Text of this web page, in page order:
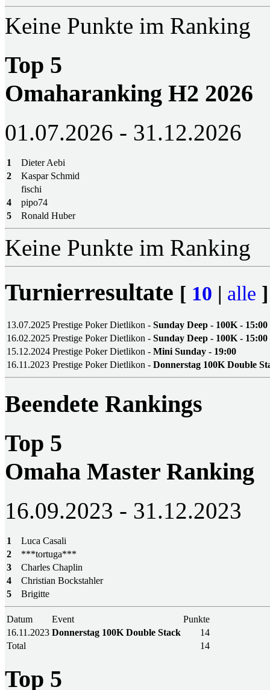
Keine Punkte im Ranking
Top 5
Omaharanking H2 2026
01.07.2026 - 31.12.2026
1
Dieter Aebi
2
Kaspar Schmid
fischi
4
pipo74
5
Ronald Huber
Keine Punkte im Ranking
Turnierresultate [ 10 | alle ]
13.07.2025 Prestige Poker Dietlikon - Sunday Deep - 100K - 15:00
16.02.2025 Prestige Poker Dietlikon - Sunday Deep - 100K - 15:00
15.12.2024 Prestige Poker Dietlikon - Mini Sunday - 19:00
16.11.2023 Prestige Poker Dietlikon - Donnerstag 100K Double
Beendete Rankings
Top 5
Omaha Master Ranking
16.09.2023 - 31.12.2023
1
Luca Casali
2
***tortuga***
3
Charles Chaplin
4
Christian Bockstahler
5
Brigitte
Datum Event
Punkte
16.11.2023 Donnerstag 100K Double Stack
14
Total
14
Top 5